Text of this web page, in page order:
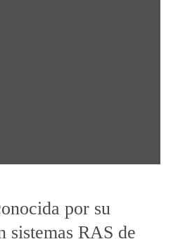
por su
sistemas RAS de